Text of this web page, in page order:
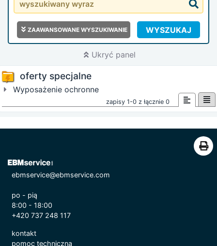
ZAAWANSOWANE WYSZUKIWANIE WYSZUKAJ
Ukryć panel
oferty specjalne
Wyposażenie ochronne
zapisy 1-0 z łącznie 0
ebmservice@ebmservice.com
po - pią
8:00 - 18:00
+420 737 248 117
kontakt
pomoc techniczna